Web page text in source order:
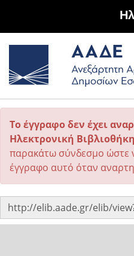
Το έγγραφο δεν έχει
Ηλεκτρονική
παρακάτω σύνδεσμο ώστε
έγγραφο αυτό όταν